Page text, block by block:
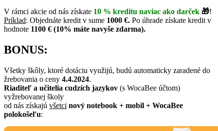
V rámci akcie od nás získate 10 % kreditu naviac ako darček 🎁!
Príklad: Objednáte kredit v sume 1000 €. Po úhrade získate kredit v
hodnote 1100 € (10% máte navyše zdarma).
BONUS:
Všetky škôly, ktoré dotáciu využijú, budú automaticky zaradené do
žrebovania o ceny 4.4.2024.
Riaditeľ a učitelia cudzích jazykov (s WocaBee účtom)
vyžrebovanej školy
od nás získajú všetci nový notebook + mobil + WocaBee
polokošeľu: